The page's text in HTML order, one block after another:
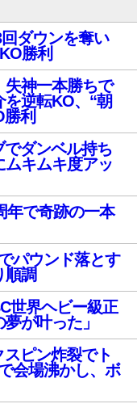
ダウンを奪い
勝利
失神一本勝ちで
逆転KO、“朝
利
でダンベル持ち
ムキムキ度アッ
年で奇跡の一本
パウンド落とす
順調
世界ヘビー級正
が叶った」
スピン炸裂でト
会場沸かし、ボ